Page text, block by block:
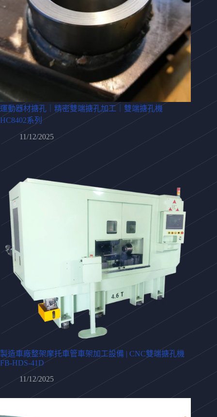
運動器材搪孔｜精密雙端搪孔加工｜雙端搪孔機
HC8402系列
11/12/2025
製造車廠整架摩托車管車架加工設備 | CNC雙端搪孔機
FB-HDS-41D
11/12/2025